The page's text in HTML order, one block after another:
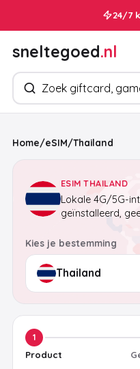
24/7
sneltegoed.nl
Zoek producten
Home/eSIM/Thailand
ESIM THAILAND
Lokale 4G/5G-
geïnstalleerd,
Kies je bestemming
1
Product